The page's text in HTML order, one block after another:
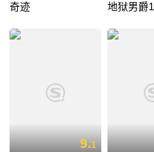
奇迹 地狱男爵1
9.1